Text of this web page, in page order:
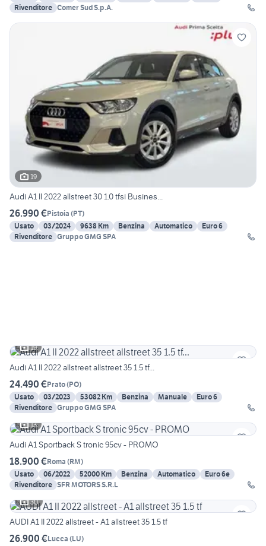
Rivenditore Comer Sud S.p.A.
19
Audi A1 II 2022 allstreet 30 1.0 tfsi Busines...
26.990 €Pistoia (PT)
Usato
03/2024 9638 Km Benzina Automatico
Euro 6
Rivenditore Gruppo GMG SPA
19
Audi A1 II 2022 allstreet allstreet 35 1.5 tf...
24.490 €Prato(PO)
Usato
03/2023 53082 Km Benzina Manuale
Euro 6
Rivenditore Gruppo GMG SPA
13
Audi A1 Sportback S tronic 95cv - PROMO
18.900 €Roma (RM)
Usato
06/2022 52000 Km Benzina Automatico
Euro 6e
Rivenditore SFR MOTORS S.R.L
30
AUDI A1 II 2022 allstreet - A1 allstreet 35 1.5 tf
26.900 €Lucca (LU)